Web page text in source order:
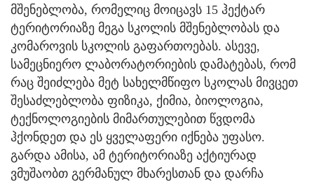
მშენებლობა, რომელიც მოიცავს 15 ჰექტარ
ტერიტორიაზე მეგა სკოლის მშენებლობას და
კომაროვის სკოლის გაფართოებას. ასევე,
სამეცნიერო ლაბორატორიების დამატებას, რომ
რაც შეიძლება მეტ სახელმწიფო სკოლას მივცეთ
შესაძლებლობა ფიზიკა, ქიმია, ბიოლოგია,
ტექნოლოგიების მიმართულებით წვდომა
ჰქონდეთ და ეს ყველაფერი იქნება უფასო.
გარდა ამისა, ამ ტერიტორიაზე აქტიურად
ვმუშაობთ გერმანულ მხარესთან და დარჩა